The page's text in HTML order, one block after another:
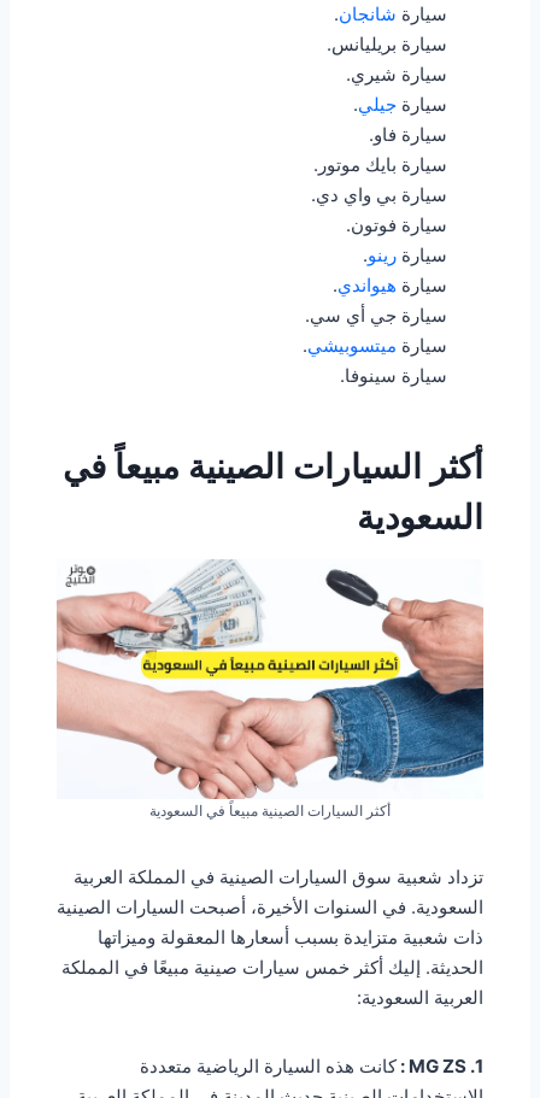
سيارة شانجان.
سيارة بريليانس.
سيارة شيري.
سيارة جيلي.
سيارة فاو.
سيارة بايك موتور.
سيارة بي واي دي.
سيارة فوتون.
سيارة رينو.
سيارة هيواندي.
سيارة جي أي سي.
سيارة ميتسوبيشي.
سيارة سينوفا.
أكثر السيارات الصينية مبيعاً في
السعودية
أكثر السيارات الصينية مبيعاً في السعودية
تزداد شعبية سوق السيارات الصينية في المملكة العربية
السعودية. في السنوات الأخيرة، أصبحت السيارات الصينية
ذات شعبية متزايدة بسبب أسعارها المعقولة وميزاتها
الحديثة. إليك أكثر خمس سيارات صينية مبيعًا في المملكة
العربية السعودية:
1. MG ZS :
كانت هذه السيارة الرياضية متعددة